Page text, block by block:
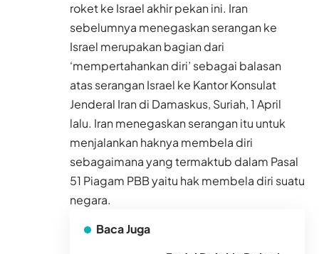
roket ke Israel akhir pekan ini. Iran
sebelumnya menegaskan serangan ke
Israel merupakan bagian dari
‘mempertahankan diri’ sebagai balasan
atas serangan Israel ke Kantor Konsulat
Jenderal Iran di Damaskus, Suriah, 1 April
lalu. Iran menegaskan serangan itu untuk
menjalankan haknya membela diri
sebagaimana yang termaktub dalam Pasal
51 Piagam PBB yaitu hak membela diri suatu
negara.
Baca Juga